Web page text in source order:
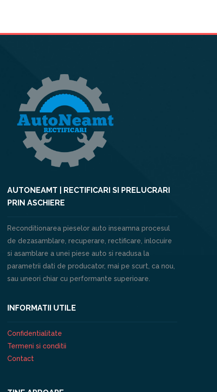
AUTONEAMT | RECTIFICARI SI PRELUCRARI
PRIN ASCHIERE
Reconditionarea pieselor auto inseamna procesul
de dezasamblare, recuperare, rectificare, inlocuire
si asamblare a unei piese auto si readusa la
parametrii dati de producator, mai pe scurt, ca nou,
sau uneori chiar cu performante superioare.
INFORMATII UTILE
Confidentialitate
Termeni si conditii
Contact